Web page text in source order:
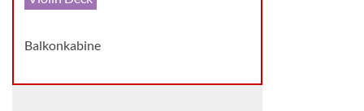
Balkonkabine